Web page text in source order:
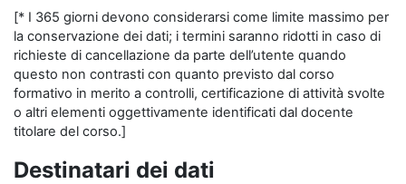
[* I 365 giorni devono considerarsi come limite massimo per
la conservazione dei dati; i termini saranno ridotti in caso di
richieste di cancellazione da parte dell’utente quando
questo non contrasti con quanto previsto dal corso
formativo in merito a controlli, certificazione di attività svolte
o altri elementi oggettivamente identificati dal docente
titolare del corso.]
Destinatari dei dati